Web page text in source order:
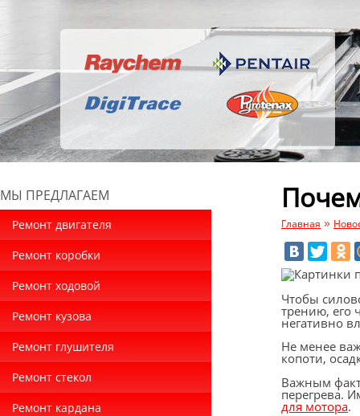
МЫ ПРЕДЛАГАЕМ
Ремонт двигателя
Ремонт коробки
Ремонт ходовой
Ремонт кузова
Ремонт глушителя
Ремонт стекол
Ремонт кардана
Главная »
Чтобы
трению, его
негативно
Не менее
копоти,
Важным
перегрева.
для мотора.